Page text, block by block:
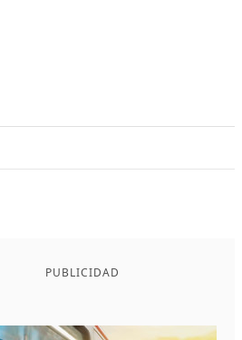
PUBLICIDAD